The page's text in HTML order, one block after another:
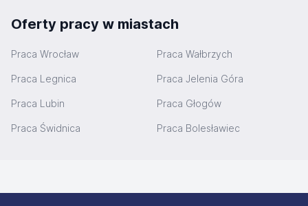
Oferty pracy w miastach
Praca Wrocław Praca Wałbrzych
Praca Legnica Praca Jelenia Góra
Praca Lubin Praca Głogów
Praca Świdnica Praca Bolesławiec